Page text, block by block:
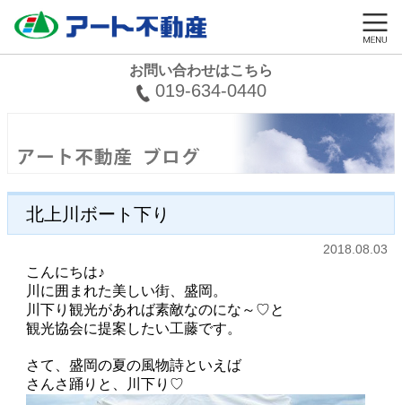
お問い合わせはこちら
019-634-0440
北上川ボート下り
2018.08.03
こんにちは♪
川に囲まれた美しい街、盛岡。
川下り観光があれば素敵なのにな～♡と
観光協会に提案したい工藤です。
さて、盛岡の夏の風物詩といえば
さんさ踊りと、川下り♡